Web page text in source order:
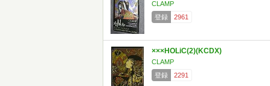
CLAMP
登録
2961
×××HOLiC(2)(KCDX)
CLAMP
登録
2291